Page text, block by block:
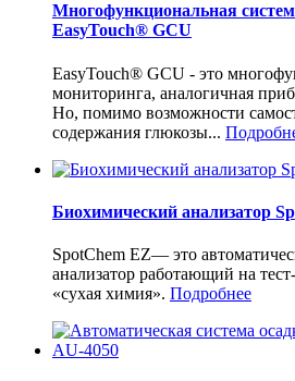
Многофункциональная
EasyTouch® GCU
EasyTouch® GCU - это
мониторинга, аналогичная
Но, помимо возможности
содержания глюкозы...
Биохимический анализатор
SpotChem EZ— это
анализатор работающий на
«сухая химия». Подробнее